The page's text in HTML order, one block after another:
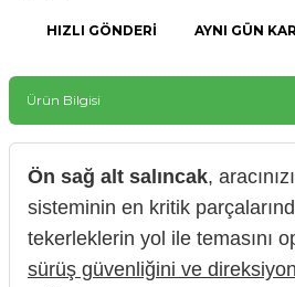
HIZLI GÖNDERI AYNI GÜN
Ürün Bilgisi
Ön sağ alt salıncak,
sisteminin en kritik
tekerleklerin yol ile temasını
sürüş güvenliğini ve